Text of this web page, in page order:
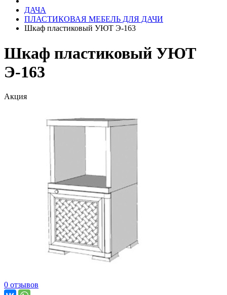
ДАЧА
ПЛАСТИКОВАЯ МЕБЕЛЬ ДЛЯ ДАЧИ
Шкаф пластиковый УЮТ Э-163
Шкаф пластиковый УЮТ
Э-163
Акция
0 отзывов